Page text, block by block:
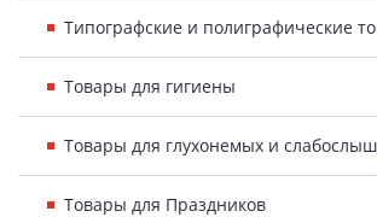
Типографские и полиграфические
Товары для гигиены
Товары для глухонемых и
Товары для Праздников